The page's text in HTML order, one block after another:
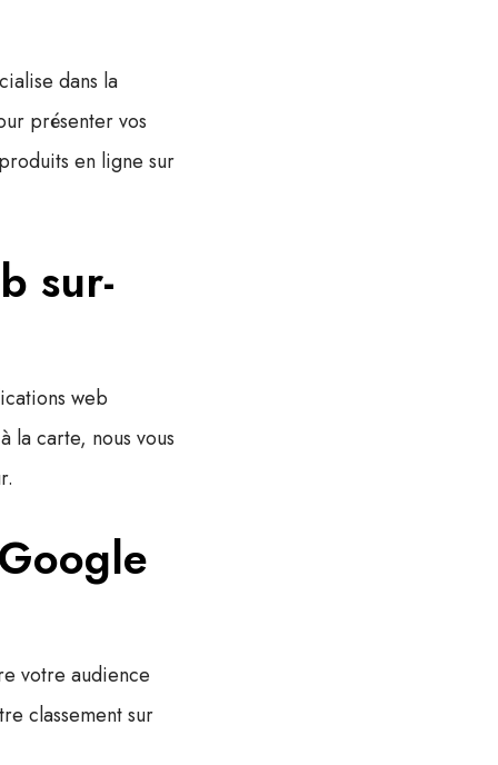
dans la
présenter vos
en ligne sur
sur-
web
la carte, nous vous
votre audience
classement sur